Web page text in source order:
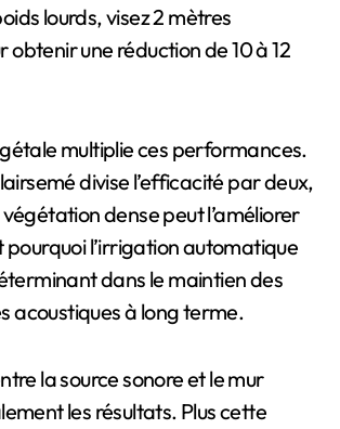
lourds, visez 2 mètres
obtenir une réduction de 10 à 12
multiplie ces performances.
divise l’efficacité par deux,
végétation dense peut l’améliorer
pourquoi l’irrigation automatique
dans le maintien des
acoustiques à long terme.
la source sonore et le mur
les résultats. Plus cette